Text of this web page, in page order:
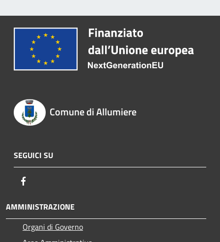
Comune di Allumiere
SEGUICI SU
AMMINISTRAZIONE
Organi di Governo